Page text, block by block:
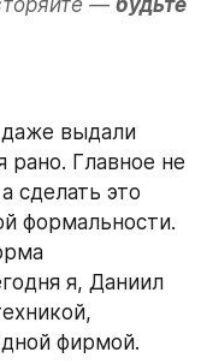
— будьте
даже выдали
рано. Главное не
сделать это
формальности.
я, Даниил
фирмой.